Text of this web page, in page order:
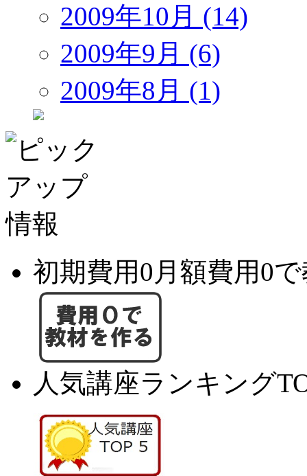
2009年10月 (14)
2009年9月 (6)
2009年8月 (1)
初期費用0月額費用0
人気講座ランキング